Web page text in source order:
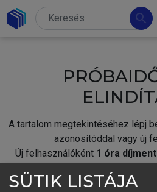
search
A tartalom megtekintéséhez lépj
azonosítóddal vagy új
Új felhasználóként 1 óra
SÜTIK LISTÁJA